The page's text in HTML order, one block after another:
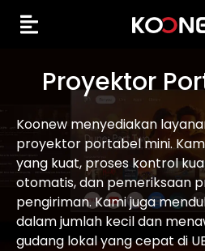
Proyektor
Koonew menyediakan
proyektor portabel mini.
yang kuat, proses kontrol
otomatis, dan pemeriksaan
pengiriman. Kami juga
dalam jumlah kecil dan
gudang lokal yang cepat di